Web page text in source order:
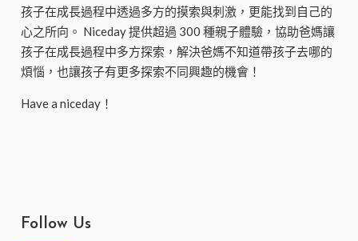
孩子在成長過程中透過多方的摸索與刺激，更能找到自己的
心之所向。 Niceday 提供超過 300 種親子體驗，協助爸媽讓
孩子在成長過程中多方探索，解決爸媽不知道帶孩子去哪的
煩惱，也讓孩子有更多探索不同興趣的機會！
Have a niceday！
Follow Us